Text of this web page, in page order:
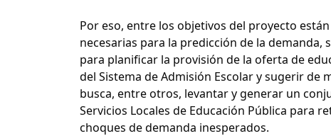
Por eso, entre los objetivos del proyecto
necesarias para la predicción de la
para planificar la provisión de la oferta de
del Sistema de Admisión Escolar y sugerir
busca, entre otros, levantar y generar un
Servicios Locales de Educación Pública para
choques de demanda inesperados.